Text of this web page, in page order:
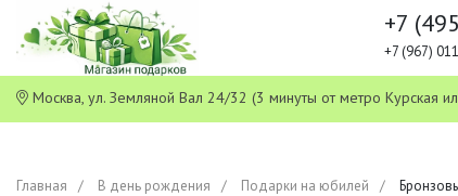
+7
+7 (967)
Москва, ул. Земляной Вал 24/32 (3 минуты от метро Курская
Главная В день рождения Подарки на юбилей